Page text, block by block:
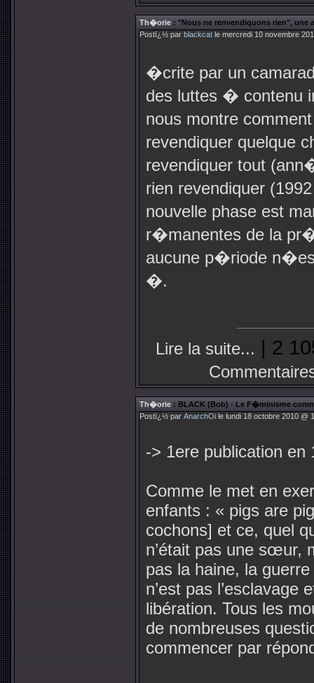
Th�orie : "Nous ne renvendiquons rien", une
Postï¿½ par blackcat le mercredi 10 novembre
�crite par un
des luttes � contenu
nous montre
revendiquer quelque
revendiquer tout
rien revendiquer
nouvelle phase est
r�manentes de la
aucune p�riode
�.
Lire la suite... | 2
Th�orie : BLACK (Bob) - Le F�minisme
Postï¿½ par AnarchOi le lundi 18 octobre 2010 @
-> 1ere publication en
Comme le met en
enfants : « pigs are
cochons] et ce, quel
n’était pas une sœur,
pas la haine, la
n’est pas l’esclavage
libération. Tous les
de nombreuses
commencer par